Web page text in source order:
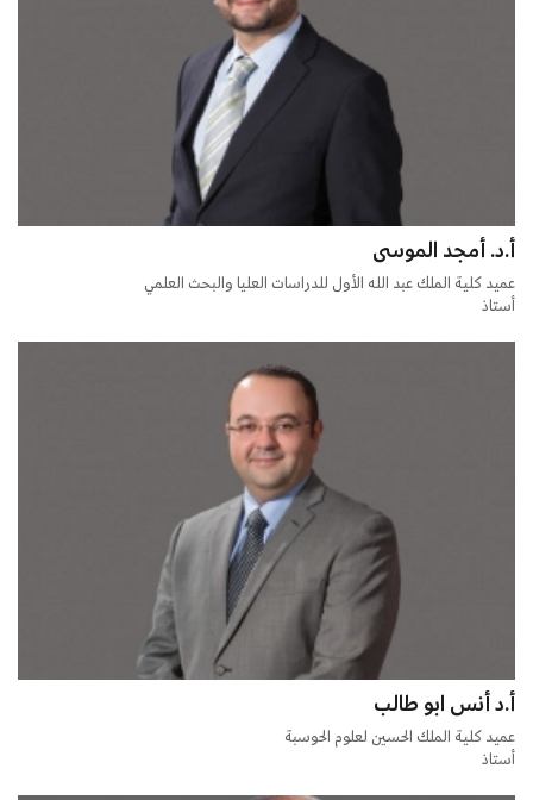
أ.د. أمجد الموسى
عميد كلية الملك عبد الله الأول للدراسات العليا والبحث العلمي
أستاذ
أ.د أنس ابو طالب
عميد كلية الملك الحسين لعلوم الحوسبة
أستاذ